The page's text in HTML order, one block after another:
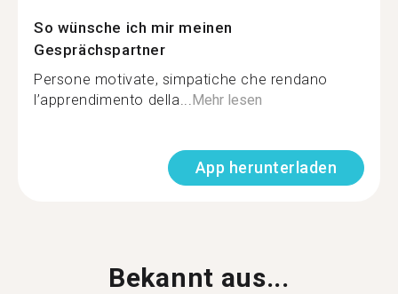
So wünsche ich mir meinen
Gesprächspartner
Persone motivate, simpatiche che rendano
l’apprendimento della...Mehr lesen
App herunterladen
Bekannt aus...